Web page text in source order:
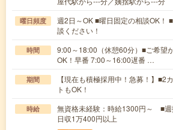
曜日頻度
週2日～OK ■曜日固定の相談OK！
談ください！
時間
9:00～18:00（休憩60分）■ご希望
OK！早番 7:00～16:00遅番 …
期間
【現在も積極採用中！急募！】■2
トもOK！
時給
無資格未経験：時給1300円～ ■
日収1万400円以上